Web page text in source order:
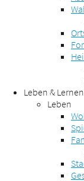
Leben & Lernen
Leben